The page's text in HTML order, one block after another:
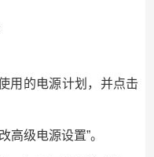
用的电源计划，并点击
高级电源设置”。